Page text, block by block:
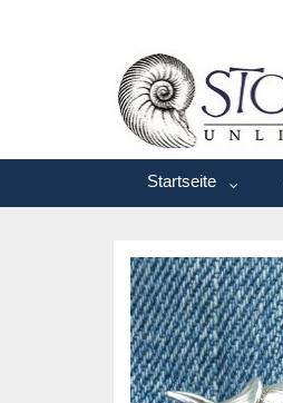
Startseite